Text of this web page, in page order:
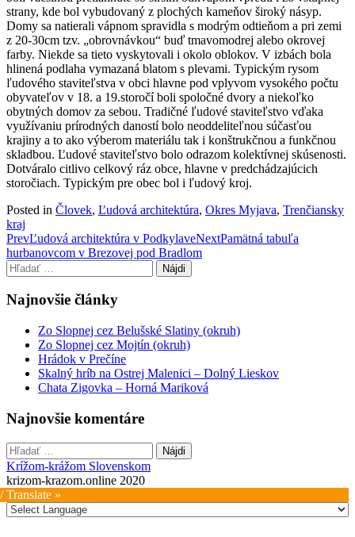
strany, kde bol vybudovaný z plochých kameňov široký násyp.
Domy sa natierali vápnom spravidla s modrým odtieňom a pri zemi
z 20-30cm tzv. „obrovnávkou“ buď tmavomodrej alebo okrovej
farby. Niekde sa tieto vyskytovali i okolo oblokov. V izbách bola
hlinená podlaha vymazaná blatom s plevami. Typickým rysom
ľudového staviteľstva v obci hlavne pod vplyvom vysokého počtu
obyvateľov v 18. a 19.storočí boli spoločné dvory a niekoľko
obytných domov za sebou. Tradičné ľudové staviteľstvo vďaka
využívaniu prírodných daností bolo neoddeliteľnou súčasťou
krajiny a to ako výberom materiálu tak i konštrukčnou a funkčnou
skladbou. Ľudové staviteľstvo bolo odrazom kolektívnej skúsenosti.
Dotváralo citlivo celkový ráz obce, hlavne v predchádzajúcich
storočiach. Typickým pre obec bol i ľudový kroj.
Posted in Človek, Ľudová architektúra, Okres Myjava, Trenčiansky
kraj
Post
navigation
PrevĽudová architektúra v PodkylaveNextPamätná tabuľa
hurbanovcom v Brezovej pod Bradlom
Hľadať:
Najnovšie články
Zo Slopnej cez Belušské Slatiny (okruh)
Zo Slopnej cez Mojtín (okruh)
Hrádok v Prečíne
Skalný hríb na Ostrej Malenici – Dolný Lieskov
Chata Zigovka – Horná Mariková
Najnovšie komentáre
Hľadať:
Krížom-krážom Slovenskom
krizom-krazom.online 2020
Translate »